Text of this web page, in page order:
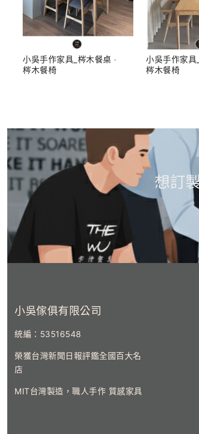
小吳手作家具_梣木餐桌 ‧
梣木餐椅
小吳手作家具
梣木餐椅
想訂
小吳傢俱有限公司
統編：53516548
榮獲台灣新聞日報評鑑全國百大名
店
MIT台灣製造，職人手作 質感家具